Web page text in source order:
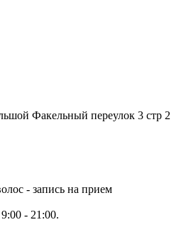
Факельный переулок 3 стр 2
- 21:00.